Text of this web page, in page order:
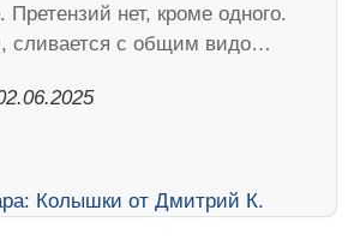
Претензий нет, кроме одного.
сливается с общим видо…